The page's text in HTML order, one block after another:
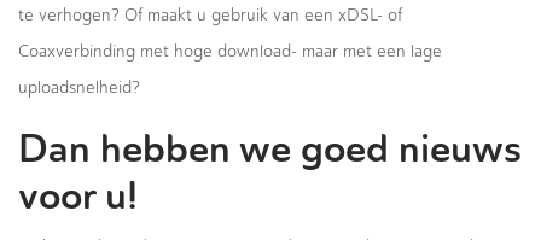
te verhogen? Of maakt u gebruik van een xDSL- of
Coaxverbinding met hoge download- maar met een lage
uploadsnelheid?
Dan hebben we goed nieuws
voor u!